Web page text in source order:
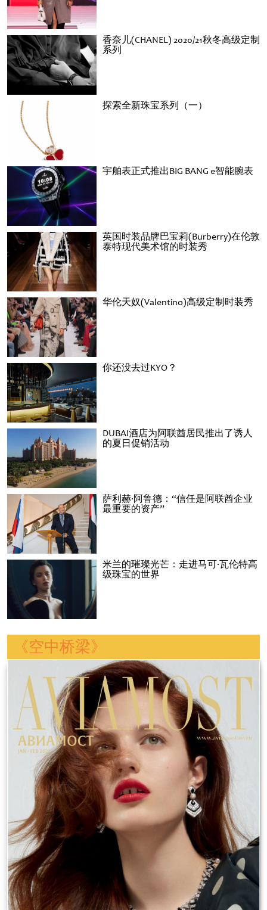
香奈儿(CHANEL) 2020/21秋冬高级定制
系列
探索全新珠宝系列（一）
宇舶表正式推出BIG BANG e智能腕表
英国时装品牌巴宝莉(Burberry)在伦敦
泰特现代美术馆的时装秀
华伦天奴(Valentino)高级定制时装秀
你还没去过KYO？
DUBAI酒店为阿联酋居民推出了诱人
的夏日促销活动
萨利赫·阿鲁德：“信任是阿联酋企业
最重要的资产”
米兰的璀璨光芒：走进马可·瓦伦特高
级珠宝的世界
《空中桥梁》